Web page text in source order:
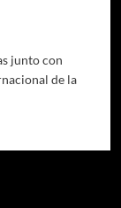
junto con
de la